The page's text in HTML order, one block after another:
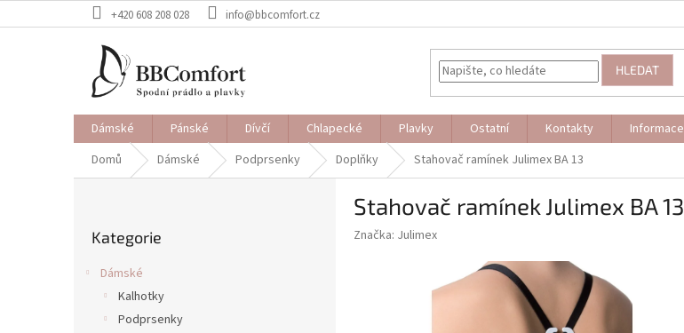
na
+420 608 208 028 info@bbcomfort.cz
HLEDAT
Dámské Pánské Dívčí Chlapecké Plavky Ostatní Kontakty Informace
Domů
Dámské Podprsenky Doplňky Stahovač ramínek Julimex BA 13
kategorie
Kategorie
Dámské
Kalhotky
Podprsenky
Stahovač ramínek Julimex BA 13
Značka: Julimex